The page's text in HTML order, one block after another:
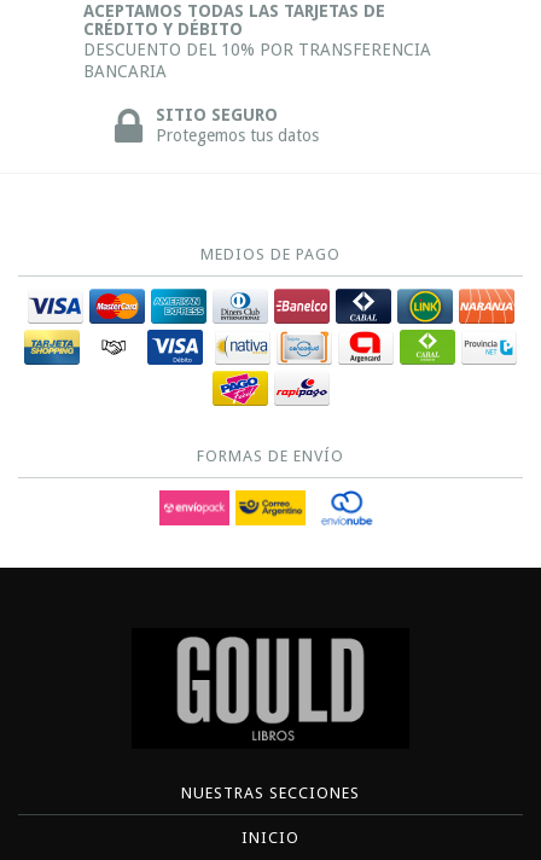
ACEPTAMOS TODAS LAS TARJETAS DE
CRÉDITO Y DÉBITO
DESCUENTO DEL 10% POR TRANSFERENCIA
BANCARIA
SITIO SEGURO
Protegemos tus datos
MEDIOS DE PAGO
FORMAS DE ENVÍO
NUESTRAS SECCIONES
INICIO